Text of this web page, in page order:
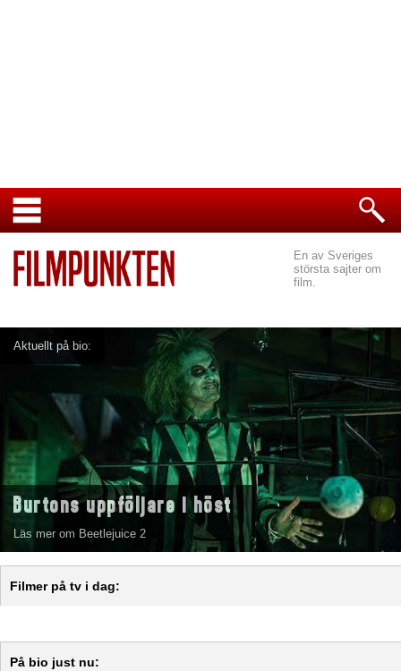
En av Sveriges
största sajter om
film.
Aktuellt på bio:
Burtons uppföljare i höst
Läs mer om Beetlejuice 2
Filmer på tv i dag:
På bio just nu: